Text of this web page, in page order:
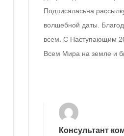
Подписаласьна
волшебной даты.
всем. С Наступающим
Всем Мира на земле и
Консультант